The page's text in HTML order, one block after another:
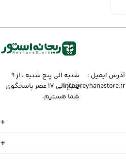
آدرس ایمیل :‌
info@reyhanestore.ir
شنبه الی پنج شنبه ، از ۹
صبح الی ۱۷ عصر پاسخگوی
شما هستیم.